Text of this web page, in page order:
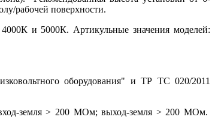
рабочей поверхности.
и 5000К. Артикульные значения моделей:
оборудования" и ТР ТС 020/2011
вход-земля > 200 МОм; выход-земля > 200 МОм.